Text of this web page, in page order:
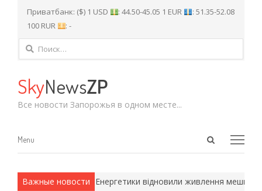
Приватбанк: ($) 1 USD : 44.50-45.05 1 EUR
: 51.35-52.08
100 RUR
: -
Найти:
SkyNewsZP
Все новости Запорожья в одном месте...
Open
Menu
Menu
Важные новости
методы. Енергетики відновили живлення